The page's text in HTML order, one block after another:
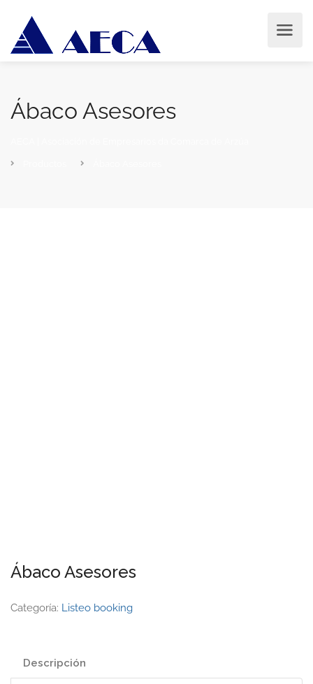
Ábaco Asesores
Ábaco Asesores
Categoría: Listeo booking
Descripción